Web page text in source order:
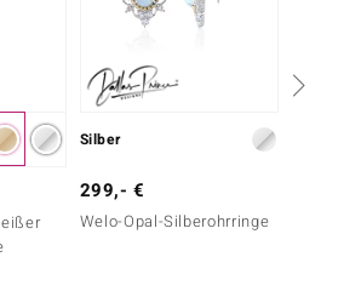
Silber
299,- €
Welo-Opal-Silberohrringe